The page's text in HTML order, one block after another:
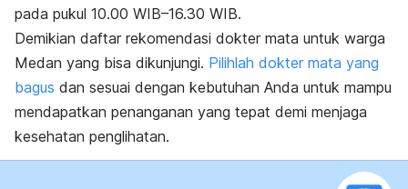
pada pukul 10.00 WIB–16.30 WIB.
Demikian daftar rekomendasi dokter mata untuk warga
Medan yang bisa dikunjungi. Pilihlah dokter mata yang
bagus dan sesuai dengan kebutuhan Anda untuk mampu
mendapatkan penanganan yang tepat demi menjaga
kesehatan penglihatan.